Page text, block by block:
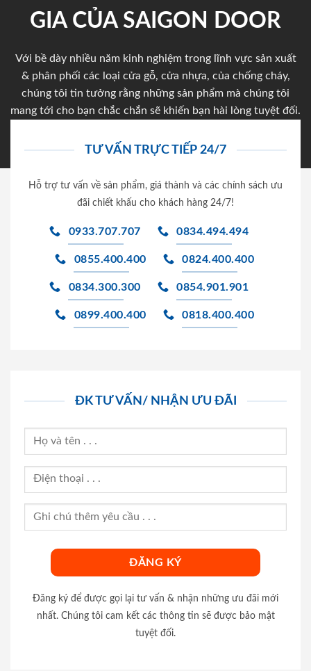
GIA CỦA SAIGON DOOR
Với bề dày nhiều năm kinh nghiệm trong lĩnh vực sản xuất
& phân phối các loại cửa gỗ, cửa nhựa, của chống cháy,
chúng tôi tin tưởng rằng những sản phẩm mà chúng tôi
mang tới cho bạn chắc chắn sẽ khiến bạn hài lòng tuyệt đối.
TƯ VẤN TRỰC TIẾP 24/7
Hỗ trợ tư vấn về sản phẩm, giá thành và các chính sách ưu
đãi chiết khấu cho khách hàng 24/7!
0933.707.707 0834.494.494
0855.400.400 0824.400.400
0834.300.300 0854.901.901
0899.400.400 0818.400.400
ĐK TƯ VẤN/ NHẬN ƯU ĐÃI
Đăng ký để được gọi lại tư vấn & nhận những ưu đãi mới
nhất. Chúng tôi cam kết các thông tin sẽ được bảo mật
tuyệt đối.